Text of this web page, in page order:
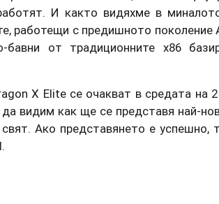
И както видяхме в
работещи с предишното поколение
от традиционните x86
X Elite се очакват в средата на
видим как ще се представя най-
Ако представянето е успешно,